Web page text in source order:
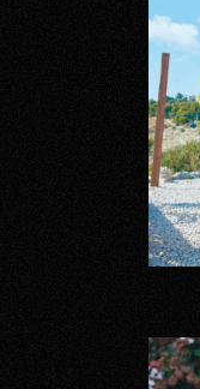
PRIVACY POLICY